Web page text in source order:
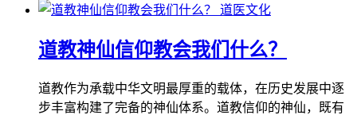
道医文化
道教神仙信仰教会我们什么？
道教作为承载中华文明最厚重的载体，在历史发展中逐
步丰富构建了完备的神仙体系。道教信仰的神仙，既有